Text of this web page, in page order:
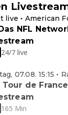
live • American
Das NFL
24/7 live
07.08. 15:15 •
Tour de
165 Min